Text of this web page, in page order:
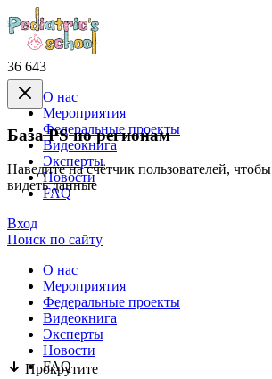
36 643
База PS по регионам
Наведите на счётчик пользователей, чтобы
видеть данные
Прокрутите
О нас
Mероприятия
Федеральные проекты
Видеокнига
Эксперты
Новости
FAQ
Вход
Поиск по сайту
О нас
Mероприятия
Федеральные проекты
Видеокнига
Эксперты
Новости
FAQ